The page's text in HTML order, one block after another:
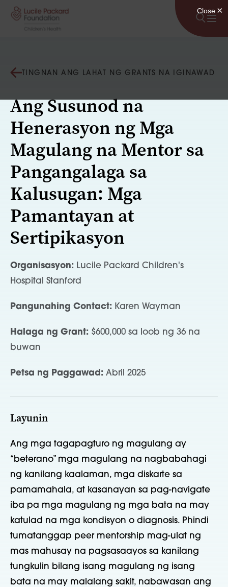
Lumaktaw sa nilalaman
TINGNAN ANG LAHAT NG GRANTS NA IGINAWAD
Ang Susunod na
Henerasyon ng Mga
Magulang na Mentor sa
Pangangalaga sa
Kalusugan: Mga
Pamantayan at
Sertipikasyon
Organisasyon: Lucile Packard Children's
Hospital Stanford
Pangunahing Contact: Karen Wayman
Halaga ng Grant: $600,000 sa loob ng 36 na
buwan
Petsa ng Paggawad: Abril 2025
Layunin
Ang mga tagapagturo ng magulang ay
“beterano” mga magulang na nagbabahagi
ng kanilang kaalaman, mga diskarte sa
pamamahala, at kasanayan sa pag-navigate
iba pa mga magulang ng mga bata na may
katulad na mga kondisyon o diagnosis. Phindi
tumatanggap peer mentorship mag-ulat ng
mas mahusay na pagsasaayos sa kanilang
tungkulin bilang isang magulang ng isang
bata na may malalang sakit, nabawasan ang